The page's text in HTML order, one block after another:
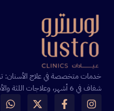
خدمات متخصصة في علاج الأسنان:
شفاف في 6 أشهر، وعلاجات اللثة والأطفال بأحدث التقنيات.